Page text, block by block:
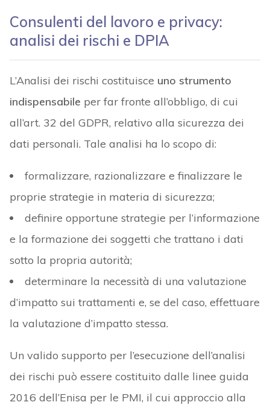
Consulenti del lavoro e privacy:
analisi dei rischi e DPIA
L’Analisi dei rischi costituisce uno strumento
indispensabile per far fronte all’obbligo, di cui
all’art. 32 del GDPR, relativo alla sicurezza dei
dati personali. Tale analisi ha lo scopo di:
formalizzare, razionalizzare e finalizzare le
proprie strategie in materia di sicurezza;
definire opportune strategie per l’informazione
e la formazione dei soggetti che trattano i dati
sotto la propria autorità;
determinare la necessità di una valutazione
d’impatto sui trattamenti e, se del caso, effettuare
la valutazione d’impatto stessa.
Un valido supporto per l’esecuzione dell’analisi
dei rischi può essere costituito dalle linee guida
2016 dell’Enisa per le PMI, il cui approccio alla